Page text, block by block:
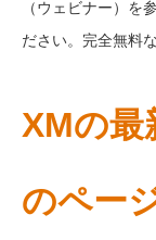
（ウェビナー）を
ださい。完全無料
XMの最
のペー